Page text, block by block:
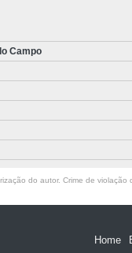
Campo
do autor. Crime de
Home